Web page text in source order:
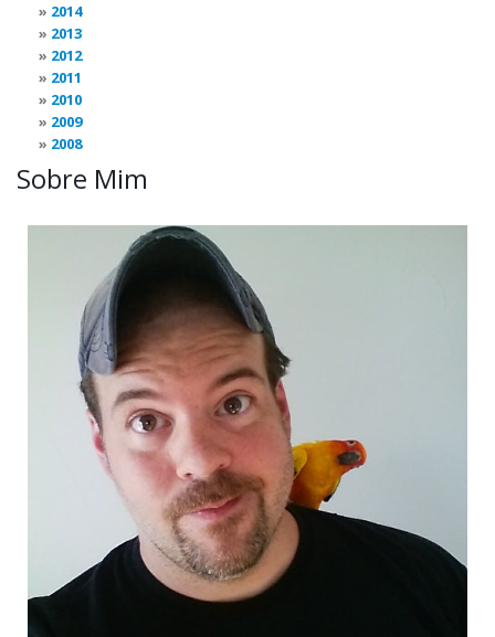
2014
2013
2012
2011
2010
2009
2008
Sobre Mim